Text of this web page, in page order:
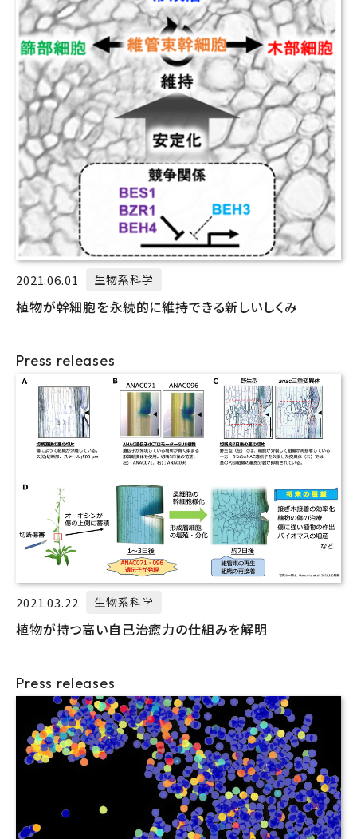
2021.06.01 生物系科学
植物が幹細胞を永続的に維持できる新しいしくみ
Press releases
2021.03.22 生物系科学
植物が持つ高い自己治癒力の仕組みを解明
Press releases